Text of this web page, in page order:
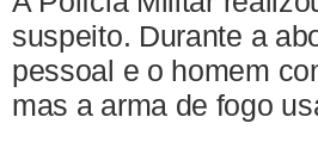
suspeito. Durante a
pessoal e o homem
mas a arma de fogo